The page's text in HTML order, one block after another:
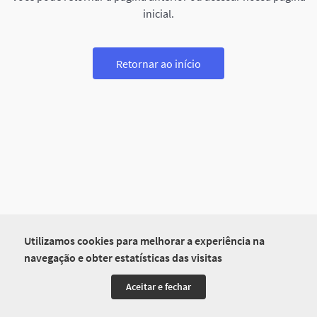
Utilizamos cookies para melhorar a experiência na
navegação e obter estatísticas das visitas
Aceitar e fechar
inicial.
Retornar ao início